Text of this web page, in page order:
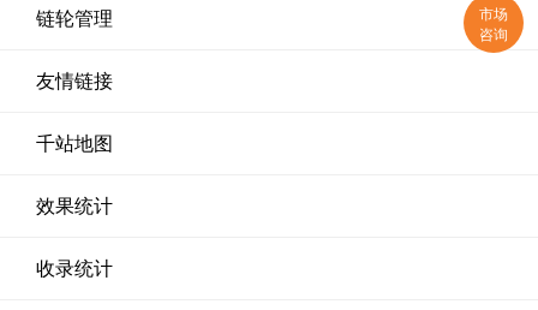
链轮管理
友情链接
千站地图
效果统计
收录统计
市场
咨询